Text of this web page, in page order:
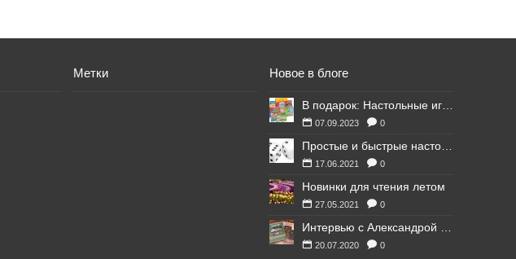
Метки Новое в блоге
07.09.2023 0
17.06.2021 0
Новинки для чтения летом
27.05.2021 0
20.07.2020 0